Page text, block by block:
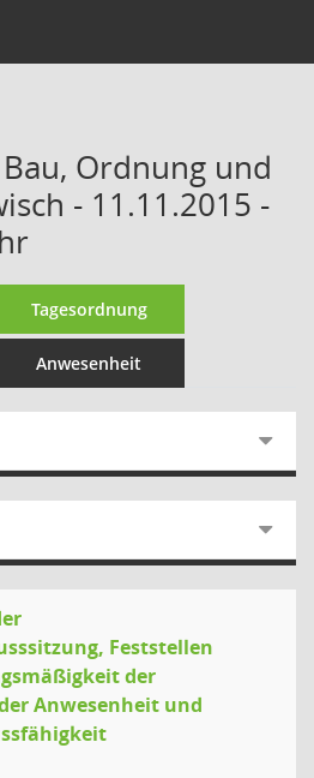
Ordnung und
- 11.11.2015 -
Tagesordnung
Anwesenheit
Feststellen
der
Anwesenheit und